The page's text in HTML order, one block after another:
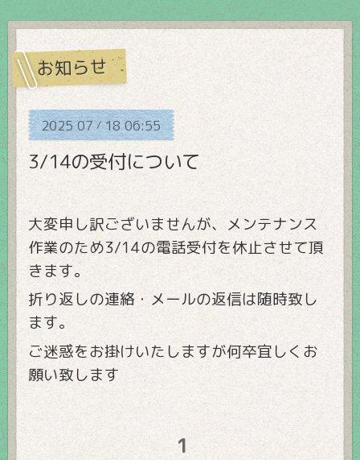
お知らせ
2025 07/18 06:55
3/14の受付について
大変申し訳ございませんが、メンテナンス
作業のため3/14の電話受付を休止させて頂
きます。
折り返しの連絡・メールの返信は随時致し
ます。
ご迷惑をお掛けいたしますが何卒宜しくお
願い致します
1